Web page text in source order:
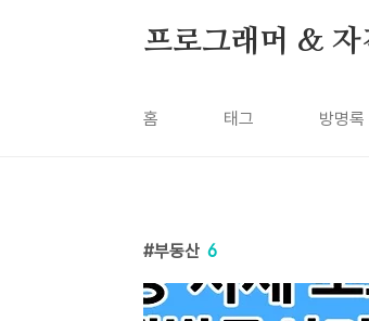
프로그래머 & 자
홈 태그 방명록
부동산 6